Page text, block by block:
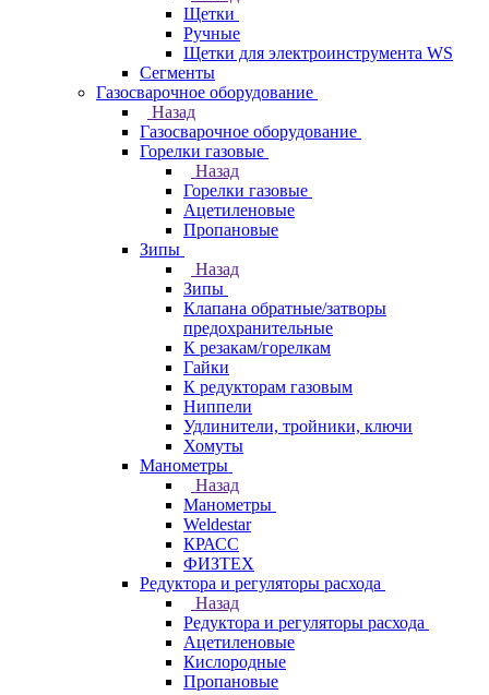
Щетки
Ручные
Щетки для электроинструмента WS
Сегменты
Газосварочное оборудование
Назад
Газосварочное оборудование
Горелки газовые
Назад
Горелки газовые
Ацетиленовые
Пропановые
Зипы
Назад
Зипы
Клапана обратные/затворы
предохранительные
К резакам/горелкам
Гайки
К редукторам газовым
Ниппели
Удлинители, тройники, ключи
Хомуты
Манометры
Назад
Манометры
Weldestar
КРАСС
ФИЗТЕХ
Редуктора и регуляторы расхода
Назад
Редуктора и регуляторы расхода
Ацетиленовые
Кислородные
Пропановые